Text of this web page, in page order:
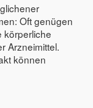
Oft genügen
körperliche
Arzneimittel.
können